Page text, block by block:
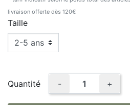
livraison offerte dès 120€
Taille
Quantité - +